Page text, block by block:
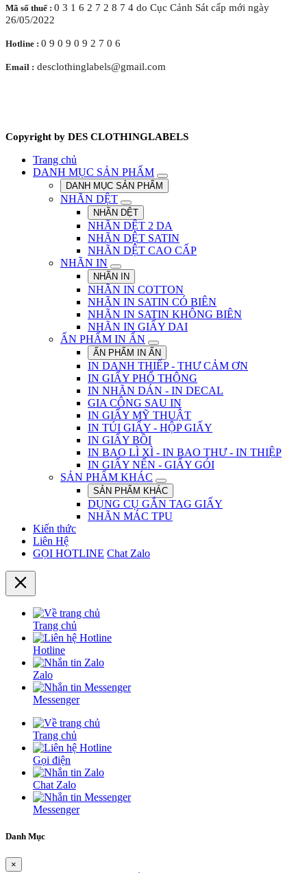
Mã số thuế : 0 3 1 6 2 7 2 8 7 4 do Cục Cảnh Sát cấp mới ngày
26/05/2022
Hotline : 0 9 0 9 0 9 2 7 0 6
Email : desclothinglabels@gmail.com
Copyright by DES CLOTHINGLABELS
Trang chủ
DANH MỤC SẢN PHẨM
DANH MỤC SẢN PHẨM
NHÃN DỆT
NHÃN DỆT
NHÃN DỆT 2 DA
NHÃN DỆT SATIN
NHÃN DỆT CAO CẤP
NHÃN IN
NHÃN IN
NHÃN IN COTTON
NHÃN IN SATIN CÓ BIÊN
NHÃN IN SATIN KHÔNG BIÊN
NHÃN IN GIẤY DAI
ẤN PHẨM IN ẤN
ẤN PHẨM IN ẤN
IN DANH THIẾP - THƯ CẢM ƠN
IN GIẤY PHỔ THÔNG
IN NHÃN DÁN - IN DECAL
GIA CÔNG SAU IN
IN GIẤY MỸ THUẬT
IN TÚI GIẤY - HỘP GIẤY
IN GIẤY BỒI
IN BAO LÌ XÌ - IN BAO THƯ - IN THIỆP
IN GIẤY NẾN - GIẤY GÓI
SẢN PHẨM KHÁC
SẢN PHẨM KHÁC
DỤNG CỤ GẮN TAG GIẤY
NHÃN MÁC TPU
Kiến thức
Liên Hệ
GỌI HOTLINE Chat Zalo
Trang chủ
Hotline
Zalo
Messenger
Trang chủ
Gọi điện
Chat Zalo
Messenger
Danh Mục
×